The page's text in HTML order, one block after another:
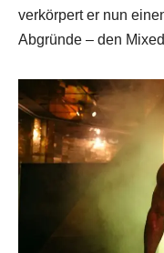
verkörpert er nun
Abgründe – den